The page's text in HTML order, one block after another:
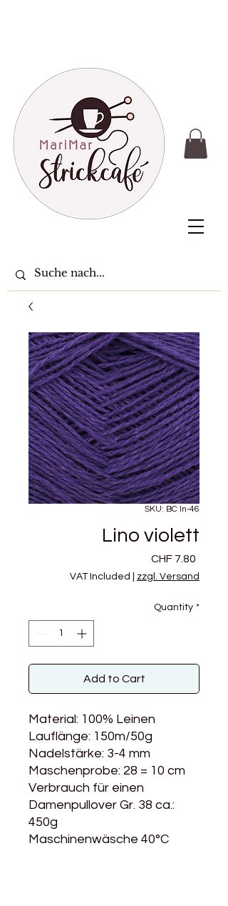
SKU: BC ln-46
Lino violett
CHF 7.80
VAT Included zzgl. Versand
Quantity *
Add to Cart
Material: 100% Leinen
Lauflänge: 150m/50g
Nadelstärke: 3-4 mm
Maschenprobe: 28 = 10 cm
Verbrauch für einen
Damenpullover Gr. 38 ca.:
450g
Maschinenwäsche 40°C